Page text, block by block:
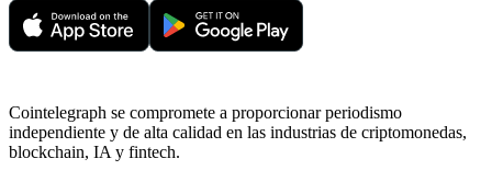
Cointelegraph se compromete a proporcionar periodismo
independiente y de alta calidad en las industrias de criptomonedas,
blockchain, IA y fintech.